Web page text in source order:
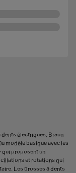
dents électriques, Braun
modèle basique avec les
qui proposent un
et rotations qui
Les brosses à dents